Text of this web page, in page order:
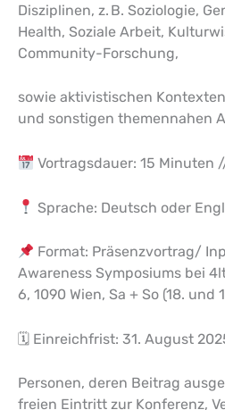
Disziplinen, z. B. Soziologie,
Health, Soziale Arbeit,
Community-Forschung,
sowie aktivistischen
und sonstigen themennahen
Vortragsdauer: 15 Minuten
Sprache: Deutsch oder
Format: Präsenzvortrag/
Awareness Symposiums bei
6, 1090 Wien, Sa + So (18. und
🗓 Einreichfrist: 31. August
Personen, deren Beitrag
freien Eintritt zur Konferenz,